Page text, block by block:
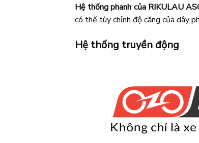
Hệ thống phanh của RIKULAU
có thể tùy chỉnh độ căng của dây
Hệ thống truyền động